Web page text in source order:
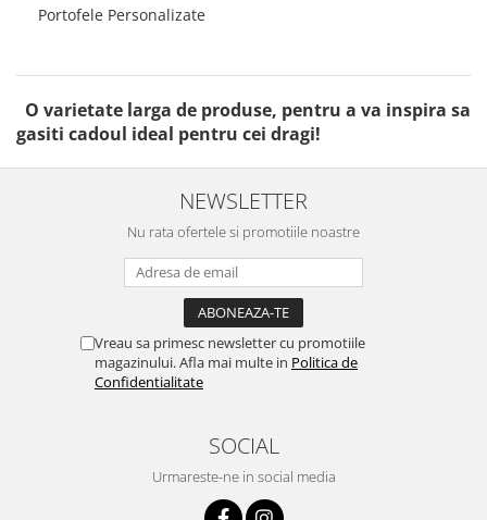
Portofele Personalizate
O varietate larga de produse, pentru a va inspira sa
gasiti cadoul ideal pentru cei dragi!
NEWSLETTER
Nu rata ofertele si promotiile noastre
Vreau sa primesc newsletter cu promotiile
magazinului. Afla mai multe in Politica de
Confidentialitate
SOCIAL
Urmareste-ne in social media